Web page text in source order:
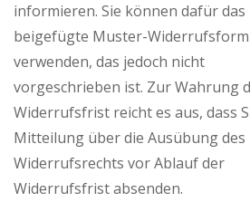
informieren. Sie können dafür das
beigefügte Muster-
verwenden, das jedoch nicht
vorgeschrieben ist. Zur Wahrung
Widerrufsfrist reicht es aus, dass
Mitteilung über die Ausübung des
Widerrufsrechts vor Ablauf der
Widerrufsfrist absenden.